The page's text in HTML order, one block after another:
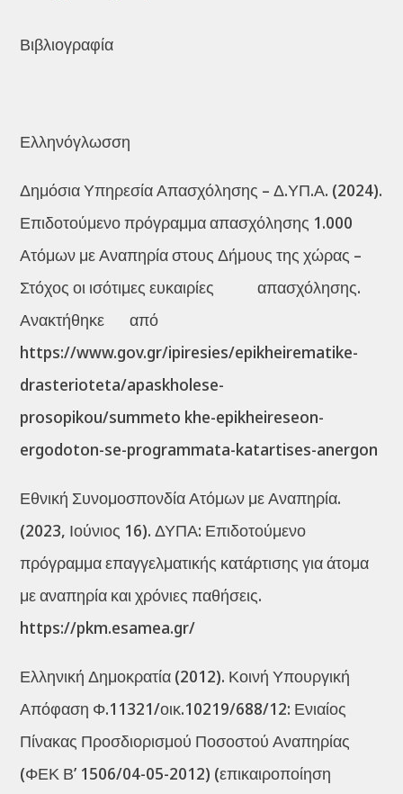
Βιβλιογραφία
Ελληνόγλωσση
Δημόσια Υπηρεσία Απασχόλησης – Δ.ΥΠ.Α. (2024).
Επιδοτούμενο πρόγραμμα απασχόλησης 1.000
Ατόμων με Αναπηρία στους Δήμους της χώρας –
Στόχος οι ισότιμες ευκαιρίες απασχόλησης.
Ανακτήθηκε από
https://www.gov.gr/ipiresies/epikheirematike-
drasterioteta/apaskholese-
prosopikou/summeto khe-epikheireseon-
ergodoton-se-programmata-katartises-anergon
Εθνική Συνομοσπονδία Ατόμων με Αναπηρία.
(2023, Ιούνιος 16). ΔΥΠΑ: Επιδοτούμενο
πρόγραμμα επαγγελματικής κατάρτισης για άτομα
με αναπηρία και χρόνιες παθήσεις.
https://pkm.esamea.gr/
Ελληνική Δημοκρατία (2012). Κοινή Υπουργική
Απόφαση Φ.11321/οικ.10219/688/12: Ενιαίος
Πίνακας Προσδιορισμού Ποσοστού Αναπηρίας
(ΦΕΚ Β’ 1506/04-05-2012) (επικαιροποίηση